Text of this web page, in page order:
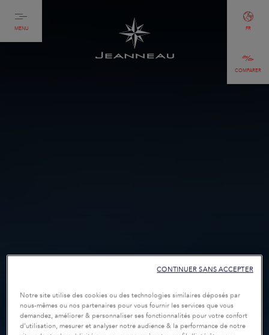
MENU
COMPARER
FR
Notre site utilise des cookies ou des technologies similaires déposés par
nous-mêmes ou nos partenaires pour vous fournir les services que vous
demandez, améliorer & personnaliser ses fonctionnalités pour votre confort
d’utilisation, mesurer et analyser notre audience & la performance de notre
CONTINUER SANS ACCEPTER